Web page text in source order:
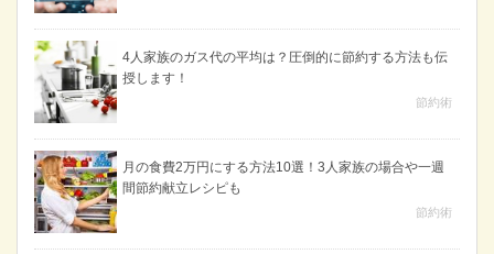
4人家族のガス代の平均は？圧倒的に節約する方法も伝
授します！
節約術
月の食費2万円にする方法10選！3人家族の場合や一週
間節約献立レシピも
節約術